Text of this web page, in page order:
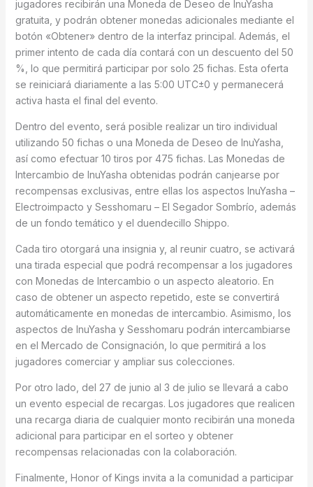
jugadores recibirán una Moneda de Deseo de InuYasha
gratuita, y podrán obtener monedas adicionales mediante el
botón «Obtener» dentro de la interfaz principal. Además, el
primer intento de cada día contará con un descuento del 50
%, lo que permitirá participar por solo 25 fichas. Esta oferta
se reiniciará diariamente a las 5:00 UTC±0 y permanecerá
activa hasta el final del evento.
Dentro del evento, será posible realizar un tiro individual
utilizando 50 fichas o una Moneda de Deseo de InuYasha,
así como efectuar 10 tiros por 475 fichas. Las Monedas de
Intercambio de InuYasha obtenidas podrán canjearse por
recompensas exclusivas, entre ellas los aspectos InuYasha –
Electroimpacto y Sesshomaru – El Segador Sombrío, además
de un fondo temático y el duendecillo Shippo.
Cada tiro otorgará una insignia y, al reunir cuatro, se activará
una tirada especial que podrá recompensar a los jugadores
con Monedas de Intercambio o un aspecto aleatorio. En
caso de obtener un aspecto repetido, este se convertirá
automáticamente en monedas de intercambio. Asimismo, los
aspectos de InuYasha y Sesshomaru podrán intercambiarse
en el Mercado de Consignación, lo que permitirá a los
jugadores comerciar y ampliar sus colecciones.
Por otro lado, del 27 de junio al 3 de julio se llevará a cabo
un evento especial de recargas. Los jugadores que realicen
una recarga diaria de cualquier monto recibirán una moneda
adicional para participar en el sorteo y obtener
recompensas relacionadas con la colaboración.
Finalmente, Honor of Kings invita a la comunidad a participar